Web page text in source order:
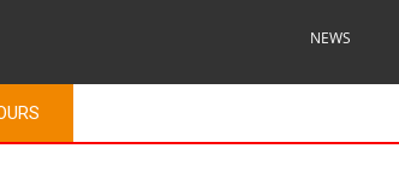
NEWS